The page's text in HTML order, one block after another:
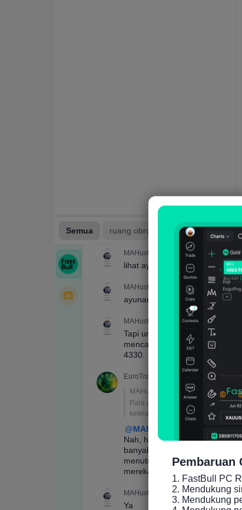
Pembaruan
1. FastBull PC
2. Mendukung
3. Mendukung